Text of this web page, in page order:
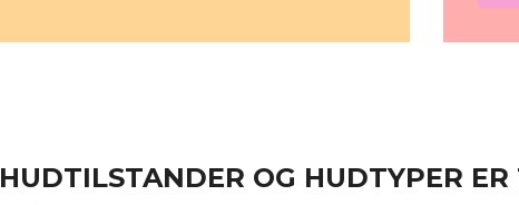
HUDTILSTANDER OG HUDTYPER